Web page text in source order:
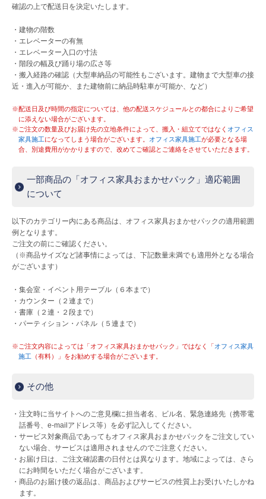
確認の上で配送日を決定いたします。
・建物の階数
・エレベーターの有無
・エレベーター入口の寸法
・階段の幅及び踊り場の広さ等
・搬入経路の確認（大型車納品の可能性もございます。建物まで大型車の接
近・進入が可能か、また建物前に納品時駐車が可能か、など）
※配送日及び時間の指定については、他の配送スケジュールとの都合によりご希望
に添えない場合がございます。
※ご注文の数量及びお届け先の立地条件によって、搬入・組立てではなく オフィス
家具施工になってしまう場合がございます。 オフィス家具施工が必要となる場
合、別途費用がかかりますので、改めてご確認とご連絡をさせていただきます。
一部商品の「オフィス家具おまかせパック」適応範囲
について
以下のカテゴリー内にある商品は、オフィス家具おまかせパックの適用範囲
例となります。
ご注文の前にご確認ください。
（※商品サイズなど諸事情によっては、下記数量未満でも適用外となる場合
がございます）
・集会室・イベント用テーブル（６本まで）
・カウンター（２連まで）
・書庫（２連・２段まで）
・パーティション・パネル（５連まで）
※ご注文内容によっては「オフィス家具おまかせパック」ではなく「オフィス家具
施工 （有料）」をお勧めする場合がございます。
その他
・注文時に当サイトへのご意見欄に担当者名、ビル名、緊急連絡先（携帯電
話番号、e-mailアドレス等）を必ず記入してください。
・サービス対象商品であってもオフィス家具おまかせパックをご注文してい
ない場合、サービスは適用されませんのでご注意ください。
・お届け日は、ご注文確認書の日付とは異なります。地域によっては、さら
にお時間をいただく場合がございます。
・商品のお届け後の返品は、商品およびサービスの性質上お受けいたしかね
ます。